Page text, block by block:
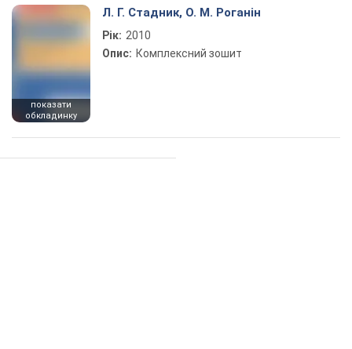
показати
обкладинку
Л. Г. Стадник, О. М. Роганін
Рік: 2010
Опис: Комплексний зошит